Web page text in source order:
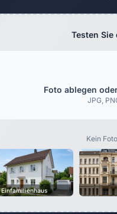
Testen Sie
Foto ablegen
JPG,
Kein
Einfamilienhaus